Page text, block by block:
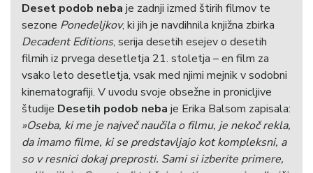
Deset podob neba je zadnji izmed štirih filmov te
sezone Ponedeljkov, ki jih je navdihnila knjižna zbirka
Decadent Editions, serija desetih esejev o desetih
filmih iz prvega desetletja 21. stoletja – en film za
vsako leto desetletja, vsak med njimi mejnik v sodobni
kinematografiji. V uvodu svoje obsežne in pronicljive
študije Desetih podob neba je Erika Balsom zapisala:
»Oseba, ki me je največ naučila o filmu, je nekoč rekla,
da imamo filme, ki se predstavljajo kot kompleksni, a
so v resnici dokaj preprosti. Sami si izberite primere,